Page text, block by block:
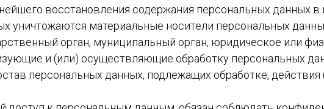
ВЕСНА
КОСТЮМЫ
ОСЕНЬ-ВЕСНА
ТОЛСТОВКА
ЗИМА-ОСЕНЬ
восстановления содержания персональных данных
уничтожаются материальные носители персональных
орган, муниципальный орган, юридическое или
и (или) осуществляющие обработку персональных
персональных данных, подлежащих обработке,